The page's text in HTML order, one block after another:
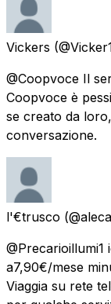
Vickers
@Coopvoce Il
Coopvoce è
se creato da
conversazione.
l'€trusco
a7,90€/mese
Viaggia su rete